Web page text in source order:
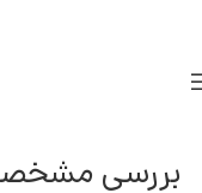
بررسی